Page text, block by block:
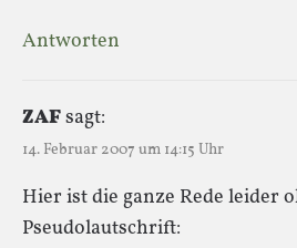
Antworten
ZAFsagt:
14. Februar 2007 um 14:15 Uhr
Hier ist die ganze Rede leider
Pseudolautschrift: